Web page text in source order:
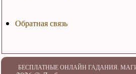
Обратная связь
БЕСПЛАТНЫЕ ОНЛАЙН ГАДАНИЯ.